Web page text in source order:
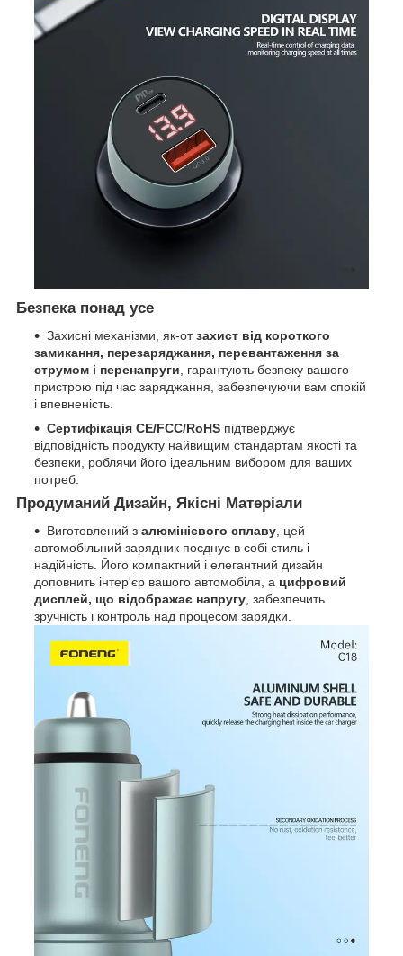
Безпека понад усе
Захисні механізми, як-отзахист від короткого
замикання, перезаряджання, перевантаження за
струмом і перенапруги , гарантують безпеку вашого
пристрою під час заряджання, забезпечуючи вам спокій
і впевненість.
Сертифікація CE/FCC/RoHS підтверджує
відповідність продукту найвищим стандартам якості та
безпеки, роблячи його ідеальним вибором для ваших
потреб.
Продуманий Дизайн, Якісні Матеріали
Виготовлений з алюмінієвого сплаву , цей
автомобільний зарядник поєднує в собі стиль і
надійність. Його компактний і елегантний дизайн
доповнить інтер'єр вашого автомобіля, а цифровий
дисплей, що відображає напругу , забезпечить
зручність і контроль над процесом зарядки.